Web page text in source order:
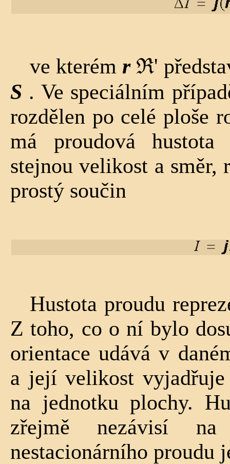
ve kterém r ℜ'
S . Ve speciálním
rozdělen po celé ploše
má proudová
stejnou velikost a
prostý součin
Hustota proudu
Z toho, co o ní bylo
orientace udává v
a její velikost
na jednotku plochy.
zřejmě nezávisí
nestacionárního proudu